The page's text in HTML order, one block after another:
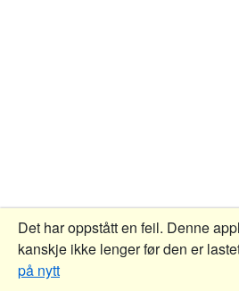
Det har oppstått en feil. Denne
kanskje ikke lenger før den er
på nytt